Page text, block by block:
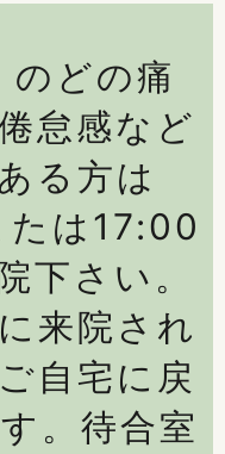
のどの痛
怠感など
る方は
は17:00
下さい。
来院され
自宅に戻
。待合室